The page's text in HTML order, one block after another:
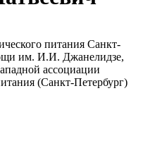
питания Санкт-
им. И.И. Джанелидзе,
ассоциации
(Санкт-Петербург)